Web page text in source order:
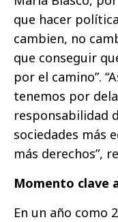
que hacer
cambien, no
que conseguir
por el camino”.
tenemos por
responsabilidad
sociedades más
más derechos”,
Momento clave
En un año como